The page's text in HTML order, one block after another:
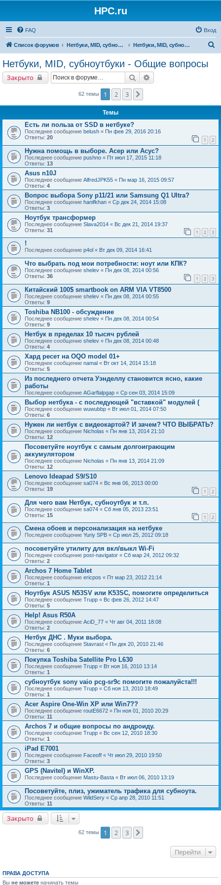
HPC.ru
FAQ Вход
Список форумов Нетбуки, MID, субноутбуки Нетбуки, MID, субноутбуки - Общие вопросы
Нетбуки, MID, субноутбуки - Общие вопросы
Закрыто Поиск
62 темы 1 2 3
Темы
Есть ли польза от SSD в нетбуке?
Последнее сообщение belush « Пн фев 29, 2016 20:16
Ответы: 20 1 2
Нужна помощь в выборе. Асер или Асус?
Последнее сообщение pushno « Пт июл 17, 2015 11:18
Ответы: 13
Asus n10J
Последнее сообщение AlfredJPK55 « Пн мар 16, 2015 09:57
Ответы: 4
Вопрос выбора Sony p11/21 или Samsung Q1 Ultra?
Последнее сообщение hanifkhan « Ср дек 24, 2014 15:08
Ответы: 3
Ноутбук трансформер
Последнее сообщение Slava2014 « Вс дек 21, 2014 19:37
Ответы: 31 1 2 3
!
Последнее сообщение p4ol « Вт дек 09, 2014 16:41
Что выбрать под мои потребности: ноут или КПК?
Последнее сообщение shelev « Пн дек 08, 2014 00:56
Ответы: 36 1 2 3
Китайский 100$ smartbook on ARM VIA VT8500
Последнее сообщение shelev « Пн дек 08, 2014 00:55
Ответы: 9
Toshiba NB100 - обсуждение
Последнее сообщение shelev « Пн дек 08, 2014 00:54
Ответы: 9
Нетбук в пределах 10 тысяч рублей
Последнее сообщение shelev « Пн дек 08, 2014 00:48
Ответы: 4
Хард ресет на OQO model 01+
Последнее сообщение namal « Вт окт 14, 2014 15:18
Ответы: 5
Из последнего отчета Уэнделлу становится ясно, какие
работы
Последнее сообщение AGarflalpgap « Ср сен 03, 2014 15:09
Выбор нетбука - с последующей "вставкой" модулей (
Последнее сообщение wuwubbp « Вт июл 01, 2014 07:50
Ответы: 6
Нужен ли нетбук с видеокартой? И зачем? ЧТО ВЫБРАТЬ?
Последнее сообщение Nicholas « Пн янв 13, 2014 21:10
Ответы: 12
Посоветуйте ноутбук с самым долгоиграющим
аккумулятором
Последнее сообщение Nicholas « Пн янв 13, 2014 21:09
Ответы: 12
Lenovo Ideapad S9/S10
Последнее сообщение sa074 « Вс янв 06, 2013 00:00
Ответы: 19 1 2
Для чего вам Нетбук, субноутбук и т.п.
Последнее сообщение sa074 « Сб янв 05, 2013 23:51
Ответы: 15 1 2
Смена обоев и персонализация на нетбуке
Последнее сообщение Yuriy SPB « Ср июл 25, 2012 09:18
посоветуйте утилиту для вкл/выкл Wi-Fi
Последнее сообщение post-navigator « Сб мар 24, 2012 09:32
Ответы: 2
Archos 7 Home Tablet
Последнее сообщение ericpos « Пт мар 23, 2012 21:14
Ответы: 1
Ноутбук ASUS N53SV или K53SC, помогите определиться
Последнее сообщение Trupp « Вс фев 26, 2012 14:47
Ответы: 5
Help! Asus R50A
Последнее сообщение AciD_77 « Чт авг 04, 2011 18:08
Ответы: 2
Нетбук ДНС . Муки выбора.
Последнее сообщение Stavrast « Пн дек 20, 2010 21:46
Ответы: 6
Покупка Toshiba Satellite Pro L630
Последнее сообщение Trupp « Вт ноя 16, 2010 13:14
Ответы: 1
субноутбук sony vaio pcg-sr9c помогите пожалуйста!!!
Последнее сообщение Trupp « Сб ноя 13, 2010 18:49
Ответы: 1
Acer Aspire One-Win XP или Win7??
Последнее сообщение routE6672 « Пн ноя 01, 2010 20:29
Ответы: 11
Archos 7 и общие вопросы по андроиду.
Последнее сообщение Trupp « Вс сен 12, 2010 18:30
Ответы: 1
iPad E7001
Последнее сообщение Faceoff « Чт июл 29, 2010 19:50
Ответы: 3
GPS (Navitel) и WinXP.
Последнее сообщение Mastu-Basta « Вт июл 06, 2010 13:19
Посоветуйте, плиз, ужиматель трафика для субноута.
Последнее сообщение WildSery « Ср апр 28, 2010 11:51
Ответы: 11
Закрыто
62 темы 1 2 3
Перейти
ПРАВА ДОСТУПА
Вы не можете начинать темы